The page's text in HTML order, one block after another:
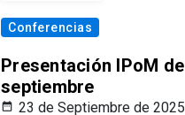
Conferencias
Presentación IPoM de
septiembre
23 de Septiembre de 2025